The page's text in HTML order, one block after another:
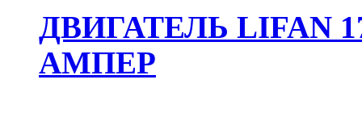
ДВИГАТЕЛЬ LIFAN
АМПЕР